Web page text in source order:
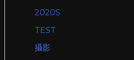
2020S
TEST
攝影